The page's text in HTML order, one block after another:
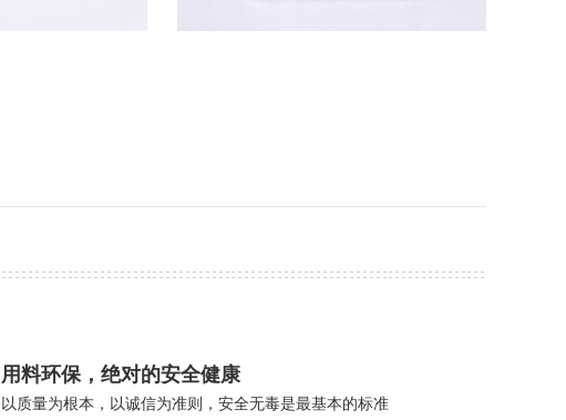
用料环保，绝对的安全健康
以质量为根本，以诚信为准则，安全无毒是最基本的标准